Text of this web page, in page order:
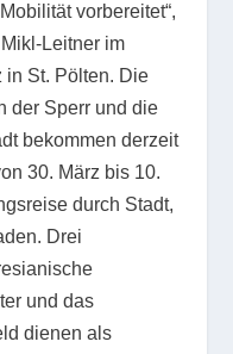
vorbereitet“,
Leitner im
in St. Pölten. Die
der Sperr und die
bekommen derzeit
30. März bis 10.
durch Stadt,
Drei
und das
dienen als